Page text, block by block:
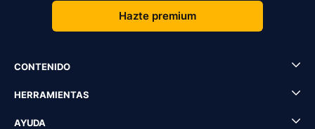
Hazte premium
CONTENIDO
HERRAMIENTAS
AYUDA